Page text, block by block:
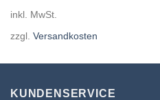
inkl. MwSt.
zzgl. Versandkosten
KUNDENSERVICE